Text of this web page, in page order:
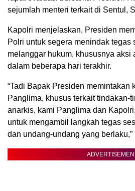
sejumlah menteri terkait di Sentul,
Kapolri menjelaskan, Presiden
Polri untuk segera menindak tegas
melanggar hukum, khususnya aksi
dalam beberapa hari terakhir.
“Tadi Bapak Presiden memintakan
Panglima, khusus terkait tindakan-
anarkis, kami Panglima dan
untuk mengambil langkah tegas
dan undang-undang yang